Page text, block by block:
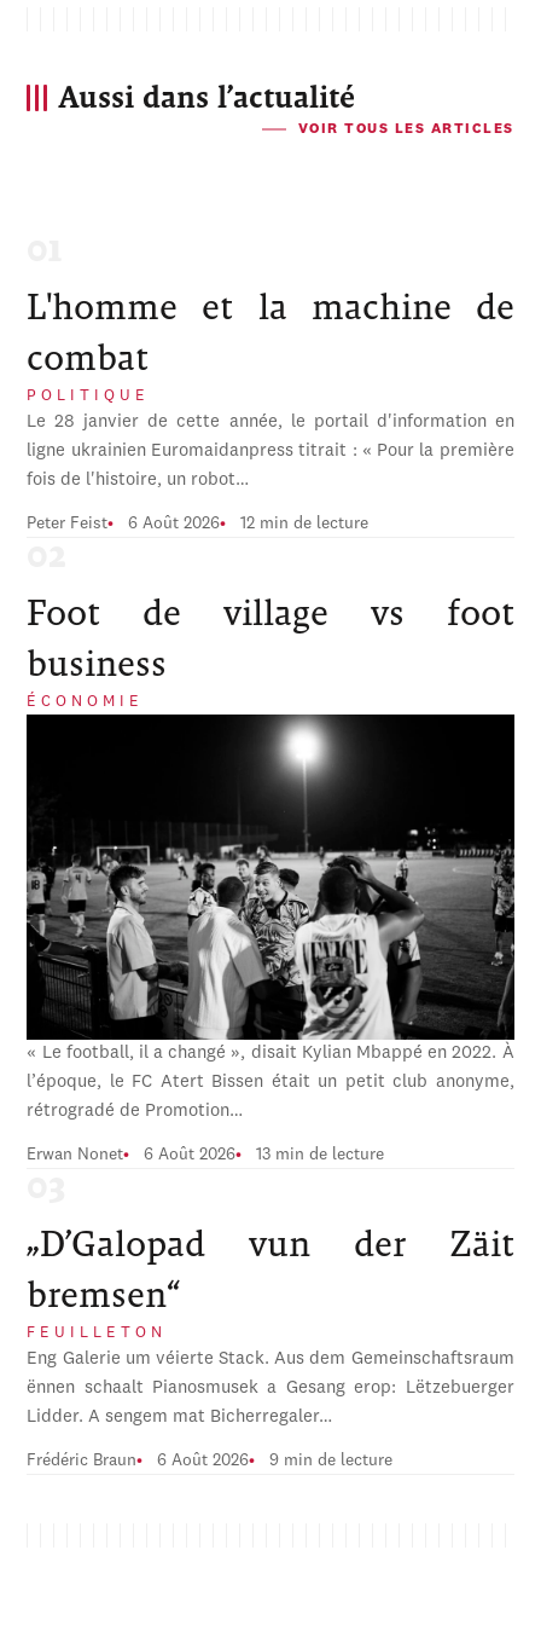
Aussi dans l’actualité
VOIR TOUS LES ARTICLES
L'homme et la machine de
combat
POLITIQUE
Le 28 janvier de cette année, le portail d'information en
ligne ukrainien Euromaidanpress titrait : « Pour la première
fois de l'histoire, un robot…
Peter Feist 6 Août 2026 12 min de lecture
Foot de village vs foot
business
ÉCONOMIE
« Le football, il a changé », disait Kylian Mbappé en 2022. À
l’époque, le FC Atert Bissen était un petit club anonyme,
rétrogradé de Promotion…
Erwan Nonet 6 Août 2026 13 min de lecture
„D’Galopad vun der Zäit
bremsen“
FEUILLETON
Eng Galerie um véierte Stack. Aus dem Gemeinschaftsraum
ënnen schaalt Pianosmusek a Gesang erop: Lëtzebuerger
Lidder. A sengem mat Bicherregaler…
Frédéric Braun 6 Août 2026 9 min de lecture